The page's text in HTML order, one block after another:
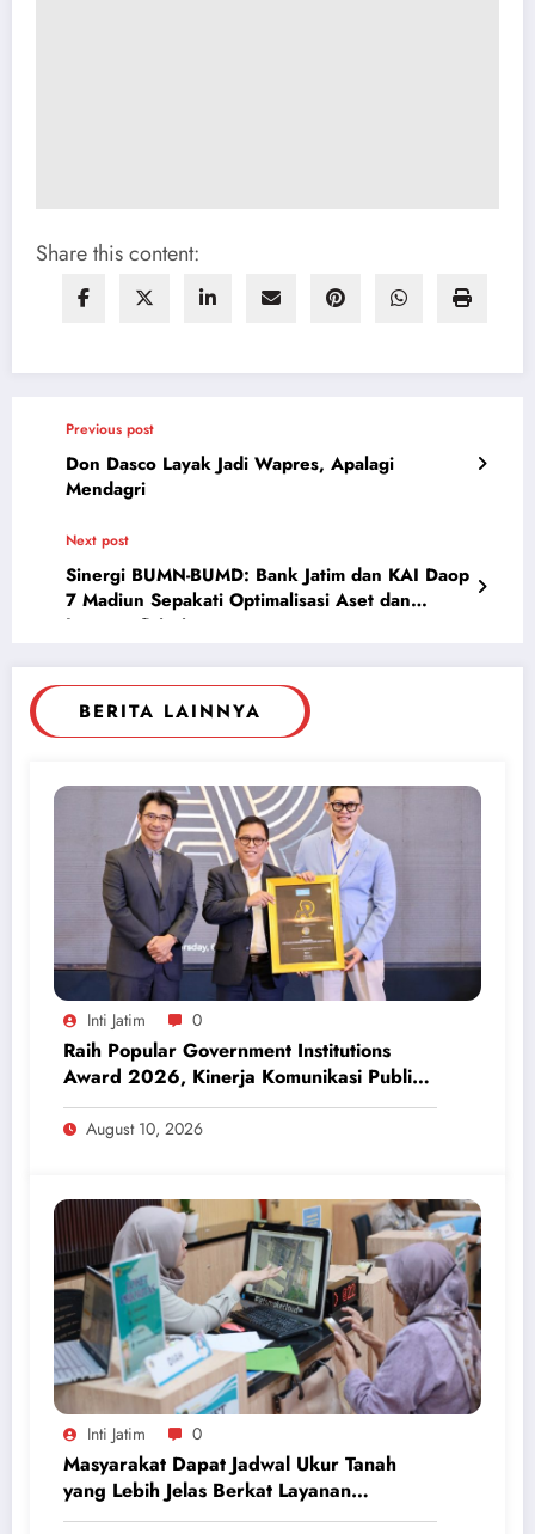
Share this content:
Previous post
Don Dasco Layak Jadi Wapres, Apalagi
Mendagri
Next post
Sinergi BUMN-BUMD: Bank Jatim dan KAI Daop
7 Madiun Sepakati Optimalisasi Aset dan
Layanan Prioritas
BERITA LAINNYA
Inti Jatim 0
Raih Popular Government Institutions
Award 2026, Kinerja Komunikasi Publik
Kementerian ATR/BPN Kembali Diakui
August 10, 2026
Inti Jatim 0
Masyarakat Dapat Jadwal Ukur Tanah
yang Lebih Jelas Berkat Layanan
Pengukuran Terjadwal